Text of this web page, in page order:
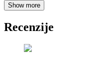
Show more
Recenzije